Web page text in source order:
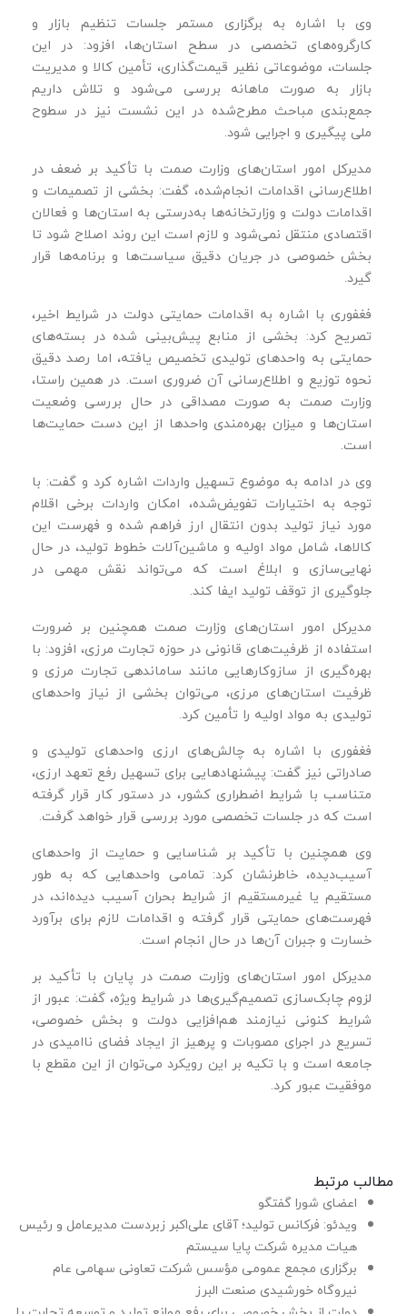
وی با اشاره به برگزاری مستمر جلسات تنظیم بازار و
کارگروه‌های تخصصی در سطح استان‌ها، افزود: در این
جلسات، موضوعاتی نظیر قیمت‌گذاری، تأمین کالا و مدیریت
بازار به‌ صورت ماهانه بررسی می‌شود و تلاش داریم
جمع‌بندی مباحث مطرح‌شده در این نشست نیز در سطوح
ملی پیگیری و اجرایی شود.
مدیرکل امور استان‌های وزارت صمت با تأکید بر ضعف در
اطلاع‌رسانی اقدامات انجام‌شده، گفت: بخشی از تصمیمات و
اقدامات دولت و وزارتخانه‌ها به‌درستی به استان‌ها و فعالان
اقتصادی منتقل نمی‌شود و لازم است این روند اصلاح شود تا
بخش خصوصی در جریان دقیق سیاست‌ها و برنامه‌ها قرار
گیرد.
فغفوری با اشاره به اقدامات حمایتی دولت در شرایط اخیر،
تصریح کرد: بخشی از منابع پیش‌بینی‌ شده در بسته‌های
حمایتی به واحدهای تولیدی تخصیص یافته، اما رصد دقیق
نحوه توزیع و اطلاع‌رسانی آن ضروری است. در همین راستا،
وزارت صمت به‌ صورت مصداقی در حال بررسی وضعیت
استان‌ها و میزان بهره‌مندی واحدها از این دست حمایت‌ها
است.
وی در ادامه به موضوع تسهیل واردات اشاره کرد و گفت: با
توجه به اختیارات تفویض‌شده، امکان واردات برخی اقلام
مورد نیاز تولید بدون انتقال ارز فراهم شده و فهرست این
کالاها، شامل مواد اولیه و ماشین‌آلات خطوط تولید، در حال
نهایی‌سازی و ابلاغ است که می‌تواند نقش مهمی در
جلوگیری از توقف تولید ایفا کند.
مدیرکل امور استان‌های وزارت صمت همچنین بر ضرورت
استفاده از ظرفیت‌های قانونی در حوزه تجارت مرزی، افزود: با
بهره‌گیری از سازوکارهایی مانند ساماندهی تجارت مرزی و
ظرفیت استان‌های مرزی، می‌توان بخشی از نیاز واحدهای
تولیدی به مواد اولیه را تأمین کرد.
فغفوری با اشاره به چالش‌های ارزی واحدهای تولیدی و
صادراتی نیز گفت: پیشنهادهایی برای تسهیل رفع تعهد ارزی،
متناسب با شرایط اضطراری کشور، در دستور کار قرار گرفته
است که در جلسات تخصصی مورد بررسی قرار خواهد گرفت.
وی همچنین با تأکید بر شناسایی و حمایت از واحدهای
آسیب‌دیده، خاطرنشان کرد: تمامی واحدهایی که به‌ طور
مستقیم یا غیرمستقیم از شرایط بحران آسیب دیده‌اند، در
فهرست‌های حمایتی قرار گرفته و اقدامات لازم برای برآورد
خسارت و جبران آن‌ها در حال انجام است.
مدیرکل امور استان‌های وزارت صمت در پایان با تأکید بر
لزوم چابک‌سازی تصمیم‌گیری‌ها در شرایط ویژه، گفت: عبور از
شرایط کنونی نیازمند هم‌افزایی دولت و بخش خصوصی،
تسریع در اجرای مصوبات و پرهیز از ایجاد فضای ناامیدی در
جامعه است و با تکیه بر این رویکرد می‌توان از این مقطع با
موفقیت عبور کرد.
مطالب مرتبط
اعضای شورا گفتگو
ویدئو: فرکانس تولید؛ آقای علی‌اکبر زبردست مدیرعامل و رئیس
هیات مدیره شرکت پایا سیستم
برگزاری مجمع عمومی مؤسس شرکت تعاونی سهامی عام
نیروگاه خورشیدی صنعت البرز